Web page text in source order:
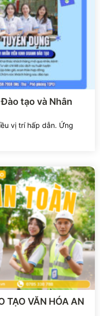
tạo và Nhân
vị trí hấp dẫn. Ứng
TẠO VĂN HÓA AN